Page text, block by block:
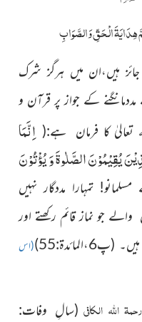
ھِدَایَۃَ الْحَقِّ وَالصَّوَابِ
ہیں،ان میں ہرگز شرک
کے جواز پر قرآن و
تعالیٰکا فرمان ہے:
( اِنَّمَا
یُقِیْمُوْنَ الصَّلٰوةَ وَ یُؤْتُوْنَ
تمہارا مددگار نہیں
والے جو نماز قائم رکھتے اور
(پ6،المائدۃ:55)
(اس
اللہ الکافی (سالِ وفات: